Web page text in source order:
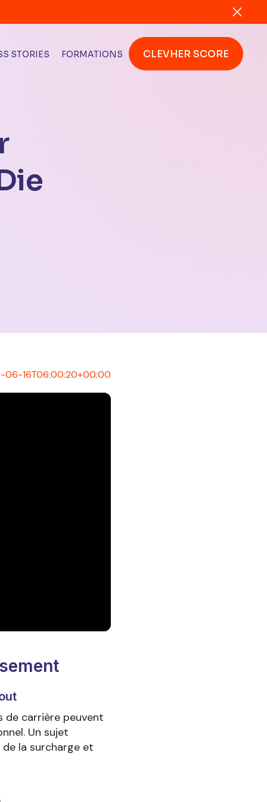
STORIES FORMATIONS CLEVHER SCORE
06-16T06:00:20+00:00
de carrière peuvent
Un sujet
la surcharge et